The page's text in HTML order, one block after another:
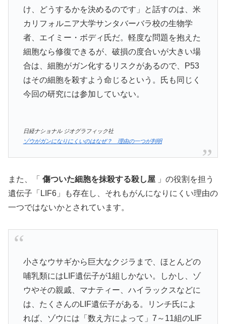
け、どうするかを決めるのです」と話すのは、米
カリフォルニア大学サンタバーバラ校の生物学
者、エイミー・ボディ氏だ。軽度な問題を抱えた
細胞なら修復できるが、破損の度合いが大きい場
合は、細胞がガン化するリスクがあるので、P53
はその細胞を殺すよう命じるという。氏も同じく
今回の研究には参加していない。
日経ナショナル ジオグラフィック社
ゾウがガンになりにくいのはなぜ？ 理由の一つが判明
また、「 傷ついた細胞を抹殺する殺し屋 」の役割を担う
遺伝子「LIF6」も存在し、それもがんになりにくい理由の
一つではないかとされています。
小さなウサギから巨大なクジラまで、ほとんどの
哺乳類にはLIF遺伝子が1組しかない。しかし、ゾ
ウやその親戚、マナティー、ハイラックスなどに
は、たくさんのLIF遺伝子がある。リンチ氏によ
れば、ゾウには「数え方によって」7～11組のLIF